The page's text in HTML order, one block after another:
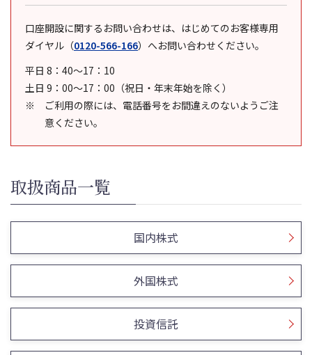
口座開設に関するお問い合わせは、はじめてのお客様専用
ダイヤル （0120-566-166） へお問い合わせください。
平日 8：40～17：10
土日 9：00～17：00（祝日・年末年始を除く）
ご利用の際には、電話番号をお間違えのないようご注
意ください。
取扱商品一覧
国内株式
外国株式
投資信託